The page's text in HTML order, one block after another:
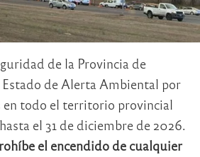
de la Provincia de
de Alerta Ambiental por
en todo el territorio provincial
el 31 de diciembre de 2026.
el encendido de cualquier